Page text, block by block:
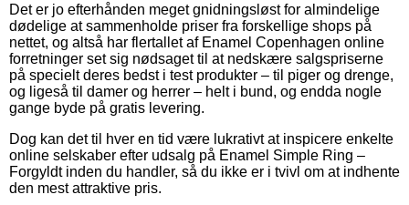
Det er jo efterhånden meget gnidningsløst for almindelige
dødelige at sammenholde priser fra forskellige shops på
nettet, og altså har flertallet af Enamel Copenhagen online
forretninger set sig nødsaget til at nedskære salgspriserne
på specielt deres bedst i test produkter – til piger og drenge,
og ligeså til damer og herrer – helt i bund, og endda nogle
gange byde på gratis levering.
Dog kan det til hver en tid være lukrativt at inspicere enkelte
online selskaber efter udsalg på Enamel Simple Ring –
Forgyldt inden du handler, så du ikke er i tvivl om at indhente
den mest attraktive pris.